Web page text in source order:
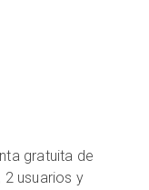
gratuita de
usuarios y